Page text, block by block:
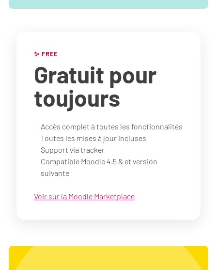
✨ FREE
Gratuit pour
toujours
Accès complet à toutes les fonctionnalités
Toutes les mises à jour incluses
Support via tracker
Compatible Moodle 4.5 & et version
suivante
Voir sur la Moodle Marketplace